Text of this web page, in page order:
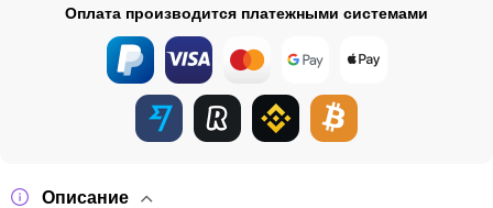
Описание
Оплата производится платежными системами